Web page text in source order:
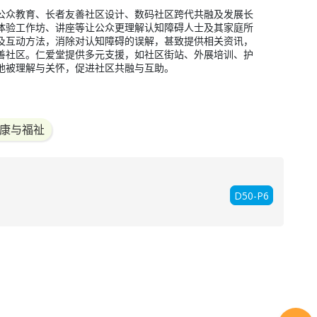
教育、长者友善社区设计、数码社区跨代共融及发展长
工作坊、讲座等让公众更理解认知障碍人士及其家庭所
动方法，消除对认知障碍的误解，甚致提供相关资讯，
区。仁爱堂提供多元支援，如社区街站、外展培训、护
理解与关怀，促进社区共融与互助。
与福祉
D50-P6